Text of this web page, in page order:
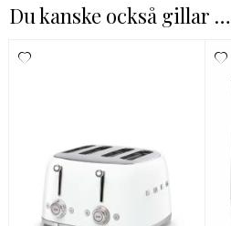
Du kanske också gillar …